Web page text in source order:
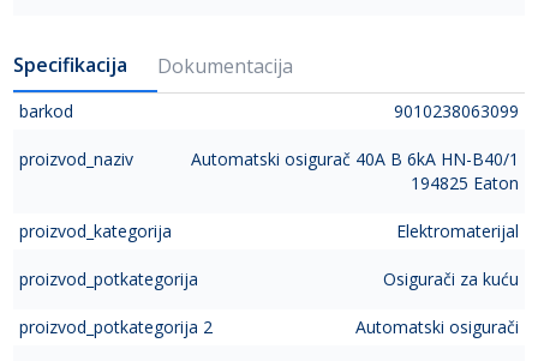
Specifikacija Dokumentacija
barkod 9010238063099
proizvod_naziv
Automatski osigurač 40A B 6kA HN-B40/1
194825 Eaton
proizvod_kategorija Elektromaterijal
proizvod_potkategorija Osigurači za kuću
proizvod_potkategorija 2 Automatski osigurači